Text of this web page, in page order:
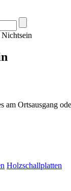
am Ortsausgang
Holzschallplatten